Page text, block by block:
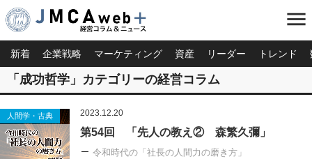
menu
新着 企業戦略 マーケティング 資産 リーダー トレンド
「成功哲学」カテゴリーの経営コラム
人間学・古典 2023.12.20
第54回 「先人の教え② 森繁久彌」
令和時代の「社長の人間力の磨き方」